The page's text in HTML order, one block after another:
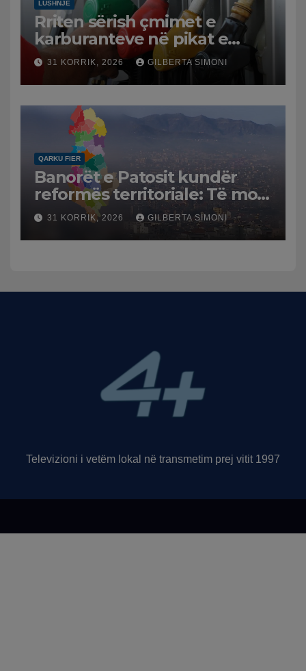
LUSHNJË
Rriten sërish çmimet e
karburanteve në pikat e
karburanteve në Lushnjë.
Tensionet në Lindjen e
Mesme shtrenjtojnë naftën
dhe benzinën në vend
31 KORRIK, 2026 GILBERTA SIMONI
QARKU FIER
Banorët e Patosit kundër
reformës territoriale: Të mos
humbasim identitetin e
qytetit
31 KORRIK, 2026 GILBERTA SIMONI
Televizioni i vetëm lokal në transmetim prej vitit 1997